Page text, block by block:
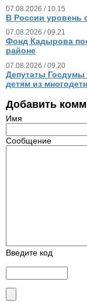
07.08.2026 / 10.15
В России уровень
07.08.2026 / 09.21
Фонд Кадырова
районе
07.08.2026 / 09.20
Депутаты
детям из
Добавить
Имя
Сообщение
Введите код